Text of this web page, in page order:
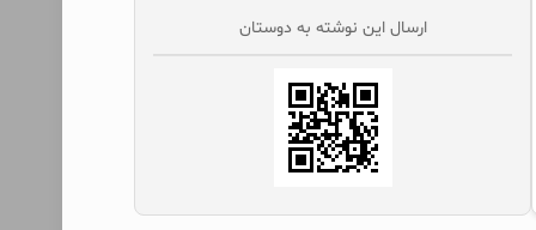
ارسال این نوشته به دوستان‌